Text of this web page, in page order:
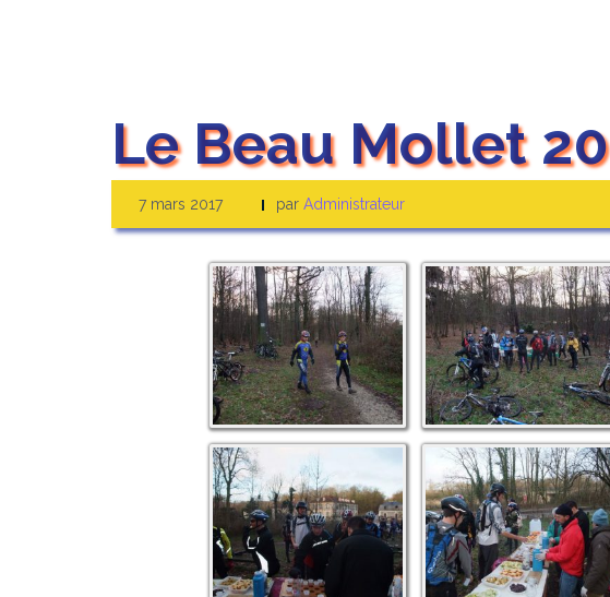
Le Beau Mollet
7 mars 2017 par Administrateur